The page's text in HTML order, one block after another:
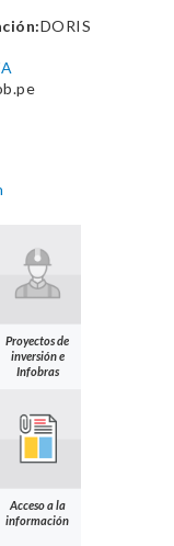
DORIS
Proyectos de
inversión e
Infobras
Acceso a la
información